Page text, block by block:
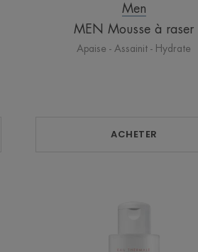
Men
MEN Mousse à raser
Apaise - Assainit - Hydrate
ACHETER
ESSENTIELS